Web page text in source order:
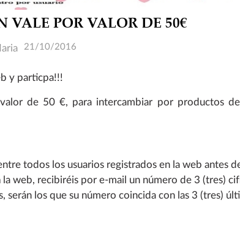
VALE POR VALOR DE 50€
21/10/2016
y particpa!!!
de 50 €, para intercambiar por productos
todos los usuarios registrados en la web antes
la web, recibiréis por e-mail un número de 3 (tres)
serán los que su número coincida con las 3 (tres)